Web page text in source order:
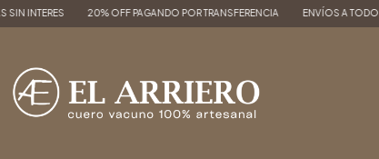
20% OFF PAGANDO POR TRANSFERENCIA ENVÍOS A TODO EL PAÍS 3, 6